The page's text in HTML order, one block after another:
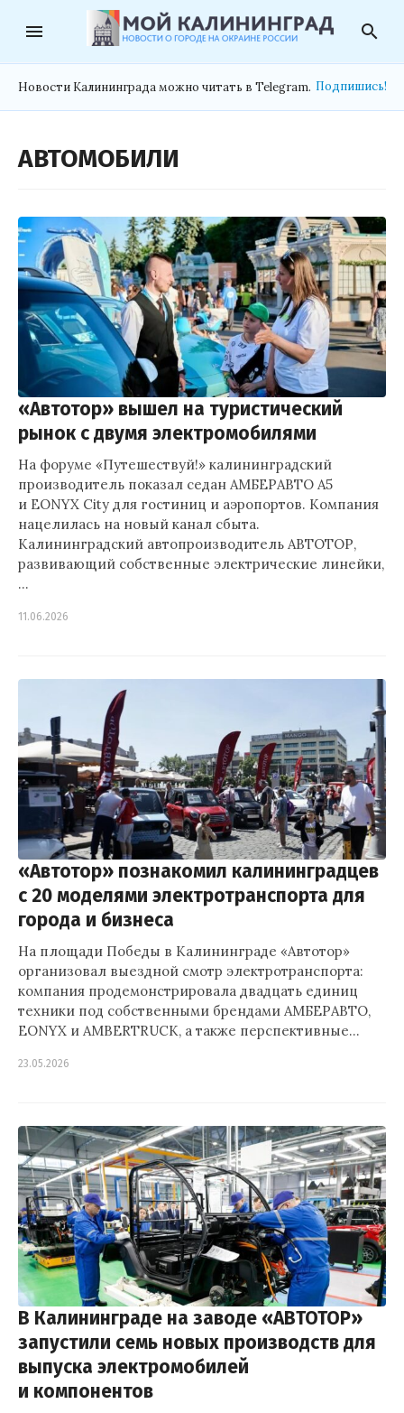
menu search
Новости Калининграда можно читать в Telegram. Подпишись!
АВТОМОБИЛИ
«Автотор» вышел на туристический
рынок с двумя электромобилями
На форуме «Путешествуй!» калининградский
производитель показал седан АМБЕРАВТО А5
и EONYX City для гостиниц и аэропортов. Компания
нацелилась на новый канал сбыта.
Калининградский автопроизводитель АВТОТОР,
развивающий собственные электрические линейки,
…
11.06.2026
«Автотор» познакомил калининградцев
с 20 моделями электротранспорта для
города и бизнеса
На площади Победы в Калининграде «Автотор»
организовал выездной смотр электротранспорта:
компания продемонстрировала двадцать единиц
техники под собственными брендами АМБЕРАВТО,
EONYX и AMBERTRUCK, а также перспективные…
23.05.2026
В Калининграде на заводе «АВТОТОР»
запустили семь новых производств для
выпуска электромобилей
и компонентов